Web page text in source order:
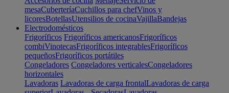
mesaCuberteríaCuchillos para chefVinos y
licoresBotellasUtensilios de cocinaVajillaBandejas
Electrodomésticos
Frigoríficos Frigoríficos americanosFrigoríficos
combiVinotecasFrigoríficos integrablesFrigoríficos
pequeñosFrigoríficos portátiles
Congeladores Congeladores verticalesCongeladores
horizontales
Lavadoras Lavadoras de carga frontalLavadoras de carga